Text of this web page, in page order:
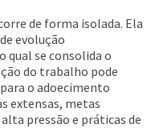
de forma isolada. Ela
evolução
qual se consolida o
do trabalho pode
o adoecimento
extensas, metas
pressão e práticas de